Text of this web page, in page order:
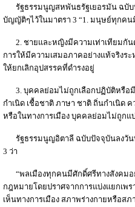
รัฐธรรมนูญสหพันธรัฐเยอรมัน ฉบับ
บัญญัติๆไว้ในมาตรา 3 “1. มนุษย์ทุกค
2. ชายและหญิงมีความเท่าเทียมกัน
การให้มีความเสมอภาคอย่างแท้จริงร
ให้ยกเลิกอุปสรรคที่ดำรงอยู่
3. บุคคลย่อมไม่ถูกเลือกปฏิบัติหรือมี
กำเนิด เชื้อชาติ ภาษา ชาติ ถิ่นกำเนิด
หรือในทางการเมือง บุคคลย่อมไม่ถูกแ
รัฐธรรมนูญอิตาลี ฉบับปัจจุบันลงวัน
3 ว่า
“พลเมืองทุกคนมีศักดิ์ศรีทางสังคมอย่
กฎหมายโดยปราศจากการแบ่งแยกเพ
เห็นทางการเมือง สภาพร่างกายหรือส